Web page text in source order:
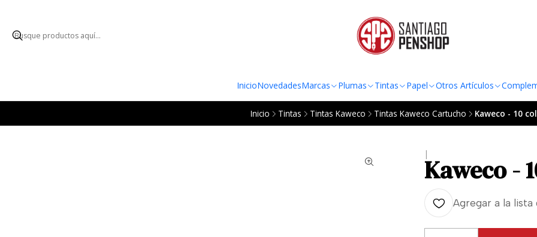
InicioNovedadesMarcas Plumas Tintas Papel Otros Artículos
Inicio Tintas Tintas Kaweco Tintas Kaweco Cartucho Kaweco - 10
|
Kaweco -
Agregar a la lista